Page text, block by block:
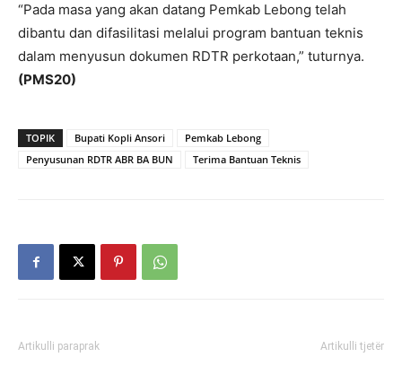
“Pada masa yang akan datang Pemkab Lebong telah
dibantu dan difasilitasi melalui program bantuan teknis
dalam menyusun dokumen RDTR perkotaan,” tuturnya.
(PMS20)
TOPIK Bupati Kopli Ansori
Pemkab Lebong
Penyusunan RDTR ABR BA BUN
Terima Bantuan Teknis
Artikulli paraprak Artikulli tjetër